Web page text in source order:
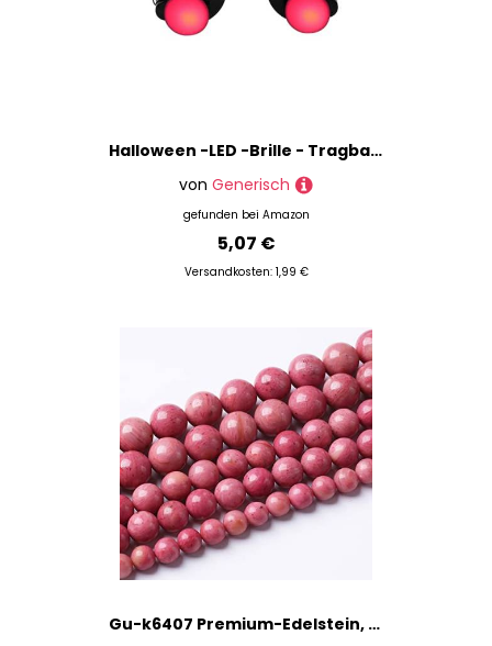
Halloween -LED -Brille - Tragbare Lichtgläser, Glühende Rotes Augenleitglas. | Halloween Glühende Brille Erwachsene Kinderparty Funnive Kostümzubehör Foto Requisiten
von Generisch
gefunden bei Amazon
5,07 €
Versandkosten: 1,99 €
Gu-k6407 Premium-Edelstein, Rhodochrosit-Perlen, Naturstein, rund, lose für Schmuckherstellung, DIY-Armband, 8 m, 45 Stück